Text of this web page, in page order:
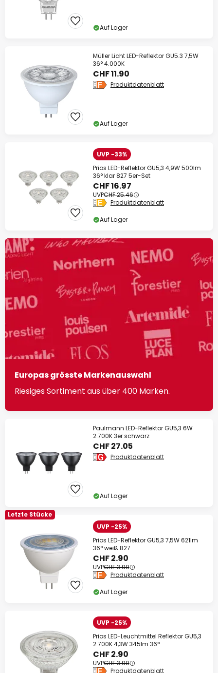
Auf Lager
Müller Licht LED-Reflektor GU5.3 7,5W
36° 4.000K
CHF 11.90
Produktdatenblatt
Auf Lager
UVP -33%
Prios LED-Reflektor GU5,3 4,9W 500lm
36° klar 827 5er-Set
CHF 16.97
UVPCHF 25.46
Produktdatenblatt
Auf Lager
Europas grösste Markenauswahl
Riesiges Sortiment aus über 400 Marken.
Paulmann LED-Reflektor GU5,3 6W
2.700K 3er schwarz
CHF 27.05
Produktdatenblatt
Auf Lager
Letzte Stücke
UVP -25%
Prios LED-Reflektor GU5,3 7,5W 621lm
36° weiß 827
CHF 2.90
UVPCHF 3.90
Produktdatenblatt
Auf Lager
UVP -25%
Prios LED-Leuchtmittel Reflektor GU5,3
2.700K 4,3W 345lm 36°
CHF 2.90
UVPCHF 3.90
Produktdatenblatt